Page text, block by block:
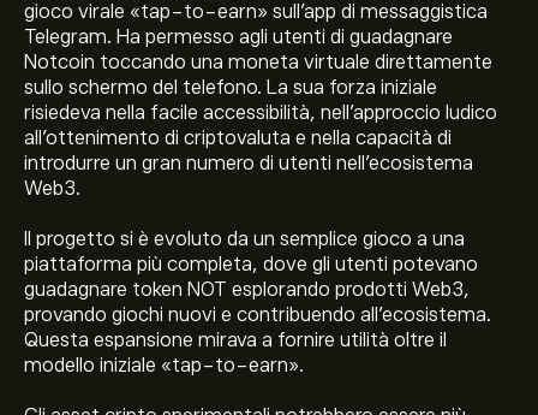
gioco virale «tap-to-earn» sull'app di messaggistica
Telegram. Ha permesso agli utenti di guadagnare
Notcoin toccando una moneta virtuale direttamente
sullo schermo del telefono. La sua forza iniziale
risiedeva nella facile accessibilità, nell'approccio ludico
all’ottenimento di criptovaluta e nella capacità di
introdurre un gran numero di utenti nell'ecosistema
Web3.
Il progetto si è evoluto da un semplice gioco a una
piattaforma più completa, dove gli utenti potevano
guadagnare token NOT esplorando prodotti Web3,
provando giochi nuovi e contribuendo all'ecosistema.
Questa espansione mirava a fornire utilità oltre il
modello iniziale «tap-to-earn».
Il prezzo attuale di NOT è 0.000350‎$‎
La capitalizzazione di mercato di Notcoin è 34.84M‎$‎